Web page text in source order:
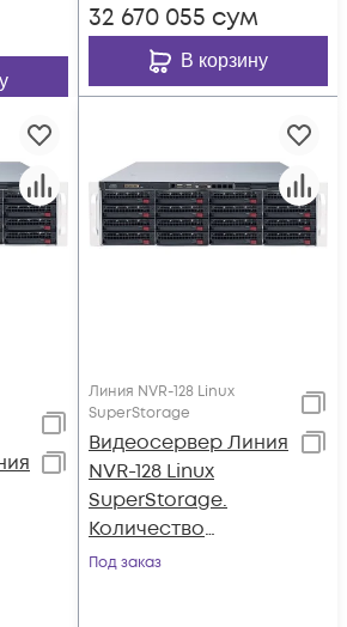
32 670 055 сум
В корзину
Линия NVR-128 Linux
SuperStorage
Видеосервер Линия
NVR-128 Linux
SuperStorage.
Количество
каналов: видео -
Под заказ